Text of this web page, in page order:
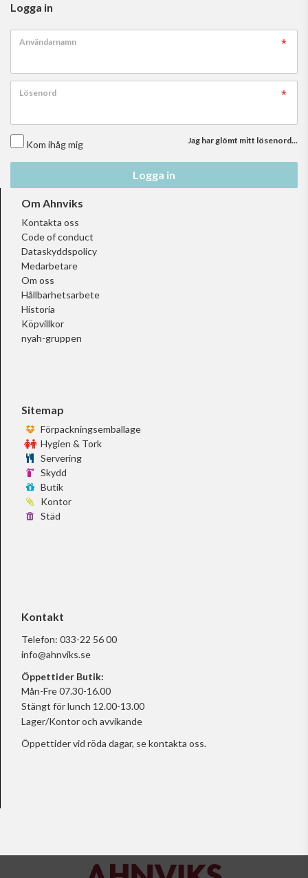
Logga in
Användarnamn
Lösenord
Kom ihåg mig Jag har glömt mitt lösenord...
Logga in
Om Ahnviks
Kontakta oss
Code of conduct
Dataskyddspolicy
Medarbetare
Om oss
Hållbarhetsarbete
Historia
Köpvillkor
nyah-gruppen
Sitemap
Förpackningsemballage
Hygien & Tork
Servering
Skydd
Butik
Kontor
Städ
Kontakt
Telefon: 033-22 56 00
info@ahnviks.se
Öppettider Butik:
Mån-Fre 07.30-16.00
Stängt för lunch 12.00-13.00
Lager/Kontor och avvikande
Öppettider vid röda dagar, sekontakta oss.